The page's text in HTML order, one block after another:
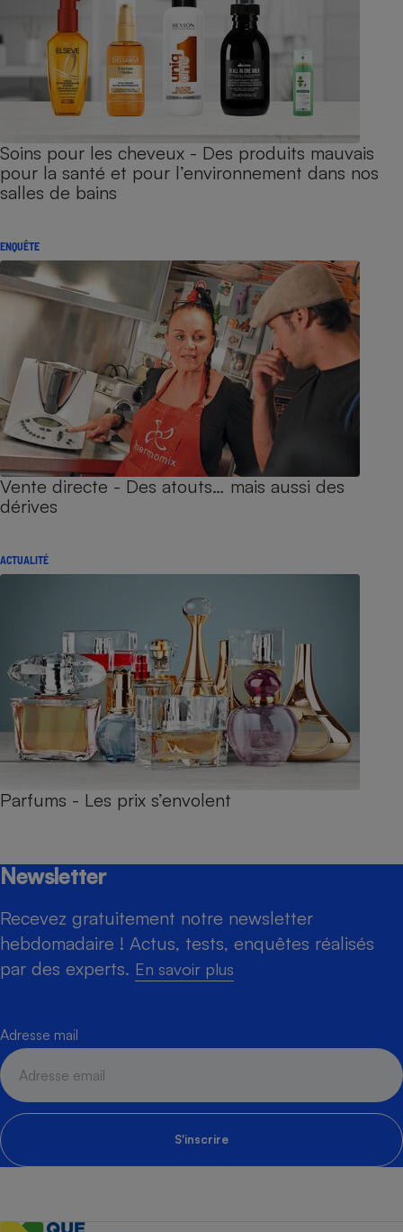
Soins pour les cheveux - Des produits mauvais
pour la santé et pour l’environnement dans nos
salles de bains
ENQUÊTE
Vente directe - Des atouts… mais aussi des
dérives
ACTUALITÉ
Parfums - Les prix s’envolent
Newsletter
Recevez gratuitement notre newsletter
hebdomadaire ! Actus, tests, enquêtes réalisés
par des experts. En savoir plus
Adresse mail
S'inscrire